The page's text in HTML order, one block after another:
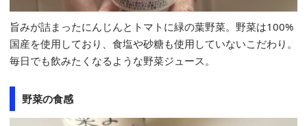
旨みが詰まったにんじんとトマトに緑の葉野菜。野菜は100%
国産を使用しており、食塩や砂糖も使用していないこだわり。
毎日でも飲みたくなるような野菜ジュース。
野菜の食感